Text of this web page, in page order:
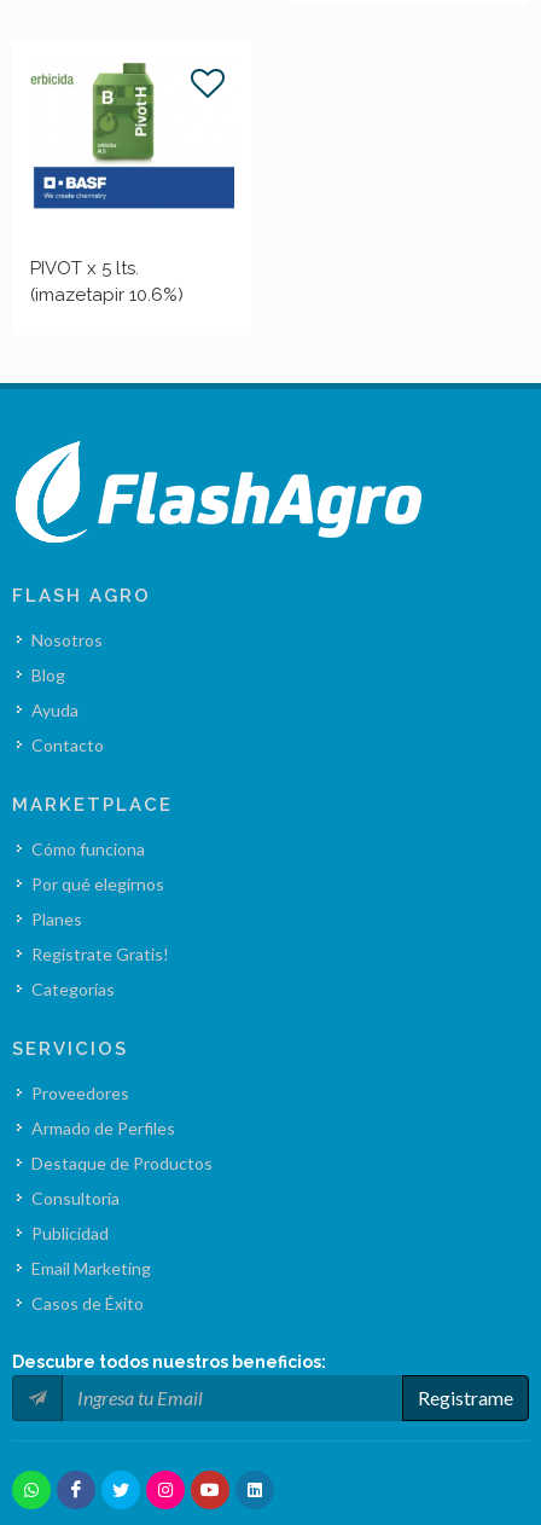
PIVOT x 5 lts.
(imazetapir 10.6%)
FLASH AGRO
Nosotros
Blog
Ayuda
Contacto
MARKETPLACE
Cómo funciona
Por qué elegirnos
Planes
Registrate Gratis!
Categorías
SERVICIOS
Proveedores
Armado de Perfiles
Destaque de Productos
Consultoría
Publicidad
Email Marketing
Casos de Éxito
Descubre todos nuestros beneficios:
Registrame